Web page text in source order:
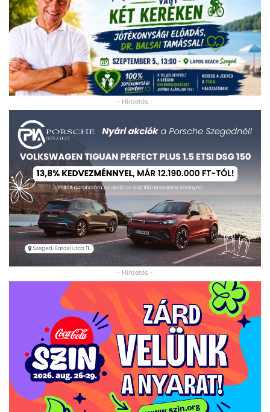
- Hirdetés -
- Hirdetés -